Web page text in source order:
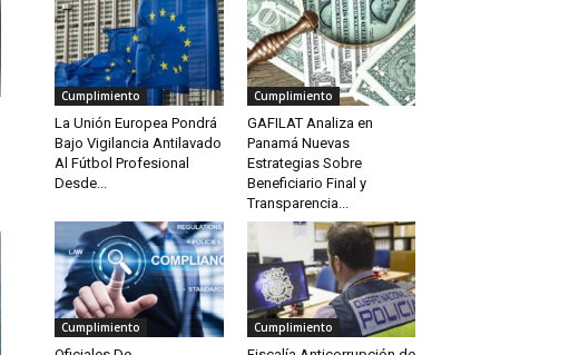
Cumplimiento
La Unión Europea Pondrá
Bajo Vigilancia Antilavado
Al Fútbol Profesional
Desde...
Cumplimiento
GAFILAT Analiza en
Panamá Nuevas
Estrategias Sobre
Beneficiario Final y
Transparencia...
Cumplimiento Cumplimiento